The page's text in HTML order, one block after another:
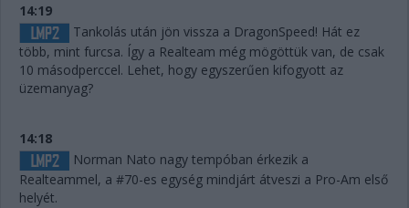
14:19
Tankolás után jön vissza a DragonSpeed! Hát ez
több, mint furcsa. Így a Realteam még mögöttük van, de csak
10 másodperccel. Lehet, hogy egyszerűen kifogyott az
üzemanyag?
14:18
Norman Nato nagy tempóban érkezik a
Realteammel, a #70-es egység mindjárt átveszi a Pro-Am első
helyét.